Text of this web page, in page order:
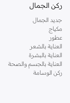
ركن الجمال
جديد الجمال
مكياج
عطور
العناية بالشعر
العناية بالبشرة
العناية بالجسم والصحة
ركن الوسامة